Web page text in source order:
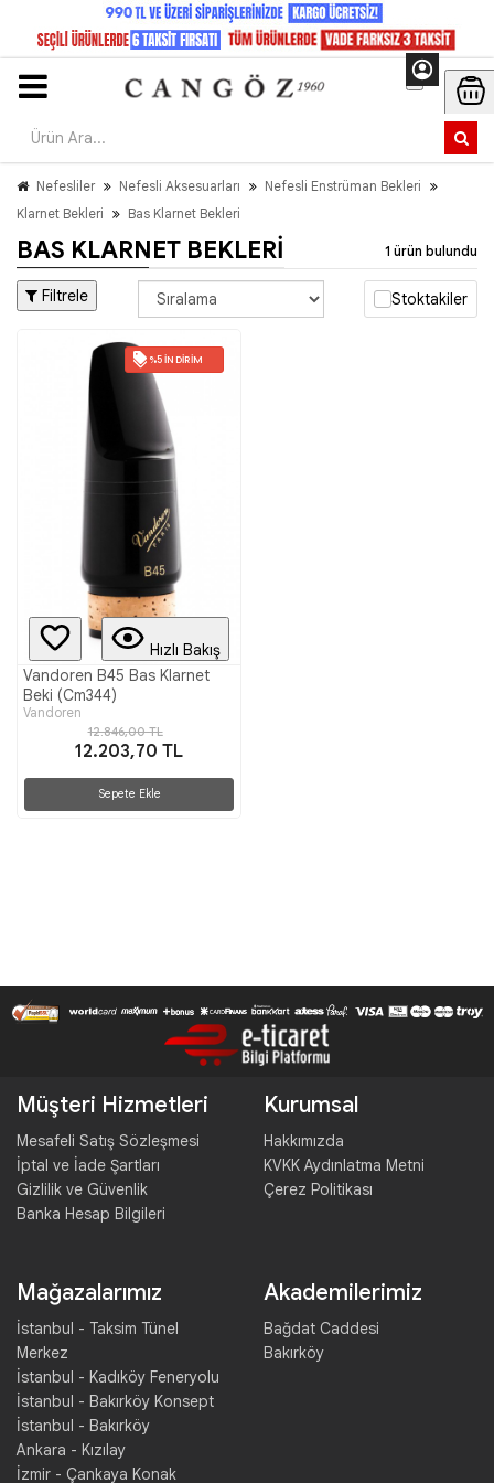
Nefesliler Nefesli Aksesuarları
Nefesli Enstrüman Bekleri
Klarnet Bekleri
Bas Klarnet Bekleri
BAS KLARNET BEKLERI 1 ürün bulundu
Filtrele Stoktakiler
%5 İNDIRIM
Hızlı Bakış
Vandoren B45 Bas Klarnet
Beki (Cm344)
Vandoren
12.846,00 TL
12.203,70 TL
Sepete Ekle
Müşteri Hizmetleri
Mesafeli Satış Sözleşmesi
İptal ve İade Şartları
Gizlilik ve Güvenlik
Banka Hesap Bilgileri
Kurumsal
Hakkımızda
KVKK Aydınlatma Metni
Çerez Politikası
Mağazalarımız
İstanbul - Taksim Tünel
Merkez
İstanbul - Kadıköy Feneryolu
İstanbul - Bakırköy Konsept
İstanbul - Bakırköy
Ankara - Kızılay
İzmir - Çankaya Konak
Akademilerimiz
Bağdat Caddesi
Bakırköy